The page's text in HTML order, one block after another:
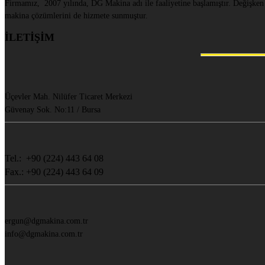
Firmamız, 2007 yılında, DG Makina adı ile faaliyetine başlamıştır.
makina çözümlerini de hizmete sunmuştur.
İLETİŞİM
Üçevler Mah. Nilüfer Ticaret Merkezi
Güvenay Sok. No:11 / Bursa
Tel.: +90 (224) 443 64 08
Fax.: +90 (224) 443 64 09
ergun@dgmakina.com.tr
info@dgmakina.com.tr